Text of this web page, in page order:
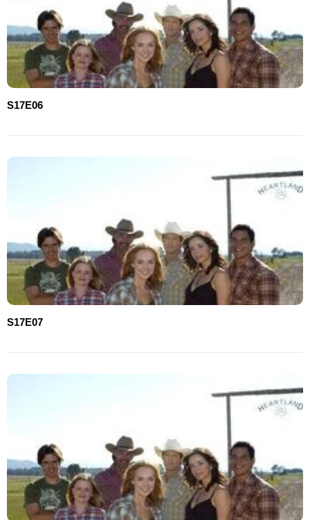
S17E06
S17E07